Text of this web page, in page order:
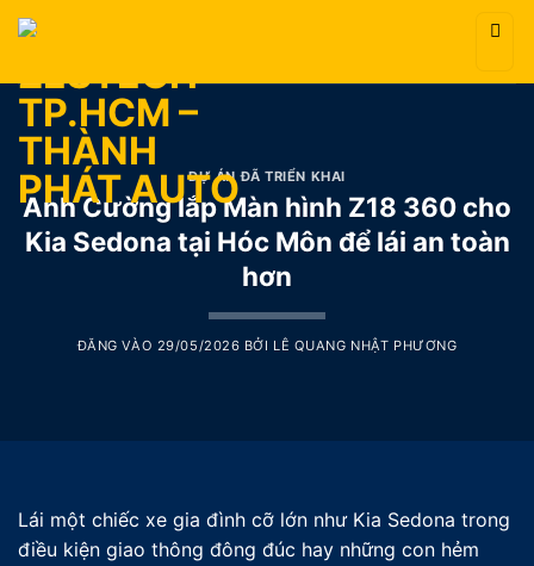
Bỏ
qua
dung
DỰ ÁN ĐÃ TRIỂN KHAI
Anh Cường lắp Màn hình Z18 360 cho
Kia Sedona tại Hóc Môn để lái an toàn
hơn
ĐĂNG VÀO 29/05/2026 BỞI LÊ QUANG NHẬT PHƯƠNG
Lái một chiếc xe gia đình cỡ lớn như Kia Sedona trong
điều kiện giao thông đông đúc hay những con hẻm